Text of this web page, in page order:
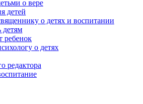
о вере
детей
о детях и воспитании
детям
ребенок
о детях
редактора